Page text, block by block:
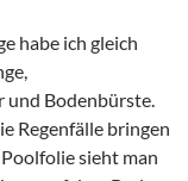
habe ich gleich
und Bodenbürste.
Regenfälle bringen
sieht man